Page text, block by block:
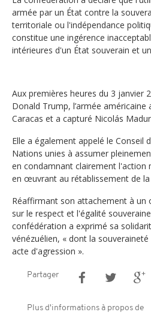
armée par un État contre la
territoriale ou l'indépendance
constitue une ingérence
intérieures d'un État souverain et
Aux premières heures du 3 janvier
Donald Trump, l’armée
Caracas et a capturé Nicolás
Elle a également appelé le Conseil
Nations unies à assumer
en condamnant clairement l'action
en œuvrant au rétablissement de
Réaffirmant son attachement à un
sur le respect et l'égalité
confédération a exprimé sa
vénézuélien, « dont la
acte d'agression ».
Partager
Plus d'informations à propos de